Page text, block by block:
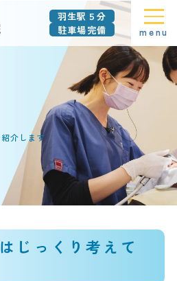
羽生駅５分
駐車場完備
menu
介します
じっくり考えて